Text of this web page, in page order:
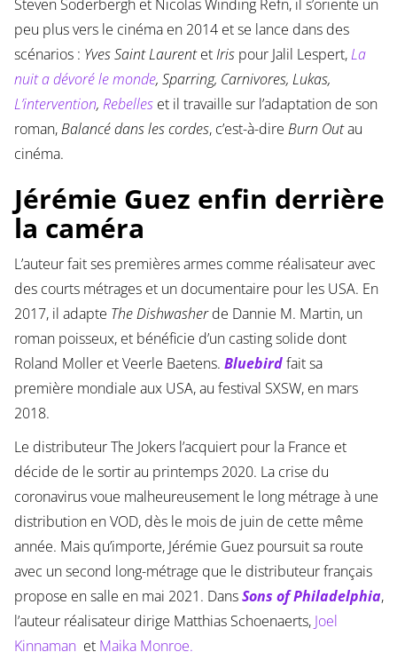
Steven Soderbergh et Nicolas Winding Refn, il s’oriente un
peu plus vers le cinéma en 2014 et se lance dans des
scénarios : Yves Saint LaurentetIrispour Jalil Lespert,La
nuit a dévoré le monde, Sparring, Carnivores, Lukas,
L’intervention, Rebelles et il travaille sur l’adaptation de son
roman,Balancé dans les cordes, c’est-à-dire Burn Outau
cinéma.
Jérémie Guez enfin derrière
la caméra
L’auteur fait ses premières armes comme réalisateur avec
des courts métrages et un documentaire pour les USA. En
2017, il adapte The Dishwasherde Dannie M. Martin, un
roman poisseux, et bénéficie d’un casting solide dont
Roland Moller et Veerle Baetens. Bluebird fait sa
première mondiale aux USA, au festival SXSW, en mars
2018.
Le distributeur The Jokers l’acquiert pour la France et
décide de le sortir au printemps 2020. La crise du
coronavirus voue malheureusement le long métrage à une
distribution en VOD, dès le mois de juin de cette même
année. Mais qu’importe, Jérémie Guez poursuit sa route
avec un second long-métrage que le distributeur français
propose en salle en mai 2021. DansSons of Philadelphia,
l’auteur réalisateur dirige Matthias Schoenaerts, Joel
Kinnamanet Maika Monroe.